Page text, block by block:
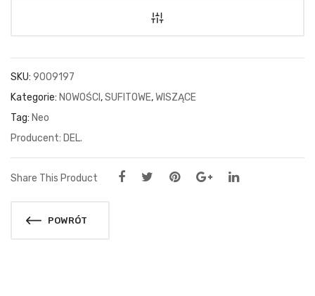
SKU: 9009197
Kategorie: NOWOŚCI,SUFITOWE,WISZĄCE
Tag: Neo
DEL.
Share This Product
POWRÓT